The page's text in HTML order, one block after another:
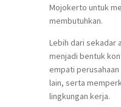
Mojokerto untuk
membutuhkan.
Lebih dari sekadar
menjadi bentuk
empati
lain, serta
lingkungan kerja.